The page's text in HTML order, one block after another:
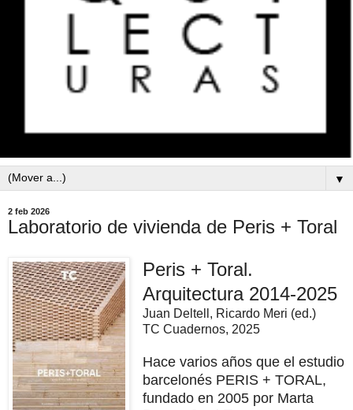
▼
2 feb 2026
Laboratorio de vivienda de Peris + Toral
Peris + Toral.
Arquitectura 2014-2025
Juan Deltell, Ricardo Meri (ed.)
TC Cuadernos, 2025
Hace varios años que el estudio
barcelonés PERIS + TORAL,
fundado en 2005 por Marta